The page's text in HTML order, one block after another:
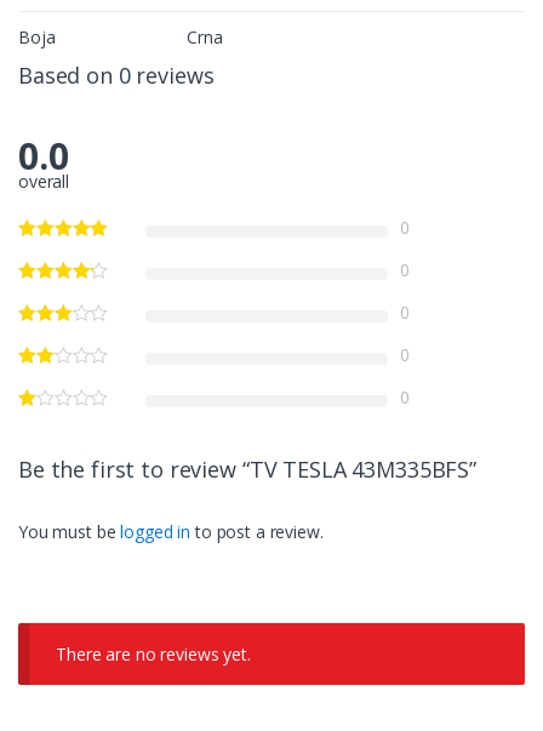
Boja Crna
Based on 0 reviews
0.0
overall
0
0
0
0
0
Be the first to review “TV TESLA 43M335BFS”
You must belogged in to post a review.
There are no reviews yet.